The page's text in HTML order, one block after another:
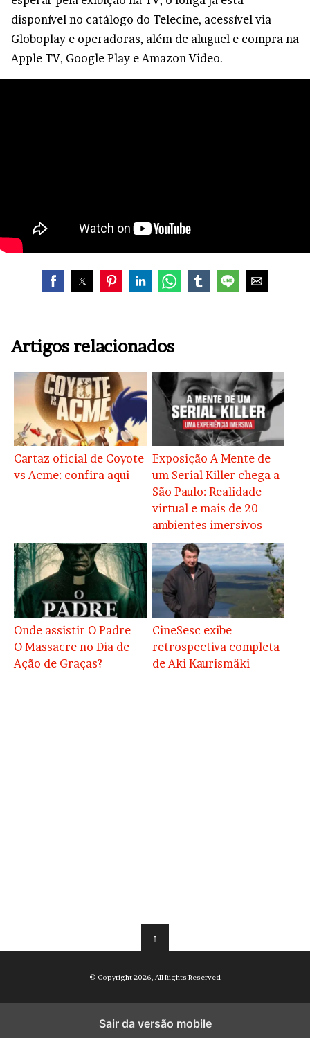
disponível no catálogo do Telecine, acessível via
Globoplay e operadoras, além de aluguel e compra na
Apple TV, Google Play e Amazon Video.
Artigos relacionados
Cartaz oficial de Coyote
vs Acme: confira aqui
Exposição A Mente de
um Serial Killer chega a
São Paulo: Realidade
virtual e mais de 20
ambientes imersivos
Onde assistir O Padre –
O Massacre no Dia de
Ação de Graças?
CineSesc exibe
retrospectiva completa
de Aki Kaurismäki
↑
© Copyright 2026, All Rights Reserved
Sair da versão mobile